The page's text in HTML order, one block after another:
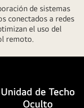
de sistemas
conectados a redes
el uso del
remoto.